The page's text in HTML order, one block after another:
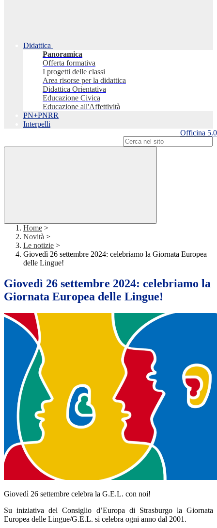
Didattica
Panoramica
Offerta formativa
I progetti delle classi
Area risorse per la didattica
Didattica Orientativa
Educazione Civica
Educazione all'Affettività
PN+PNRR
Interpelli
Officina 5.0
Home >
Novità >
Le notizie >
Giovedì 26 settembre 2024: celebriamo la Giornata Europea
delle Lingue!
Giovedì 26 settembre 2024: celebriamo la
Giornata Europea delle Lingue!
Giovedì 26 settembre celebra la G.E.L. con noi!
Su iniziativa del Consiglio d’Europa di Strasburgo la Giornata
Europea delle Lingue/G.E.L. si celebra ogni anno dal 2001.